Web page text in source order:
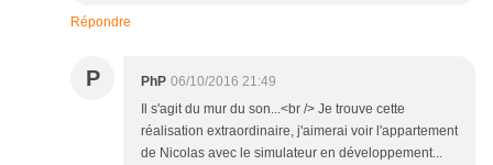
Répondre
P PhP 06/10/2016 21:49
Il s'agit du mur du son...<br /> Je trouve cette
réalisation extraordinaire, j'aimerai voir l'appartement
de Nicolas avec le simulateur en développement...